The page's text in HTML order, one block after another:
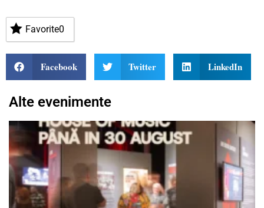
Favorite0
Facebook Twitter LinkedIn
Alte evenimente